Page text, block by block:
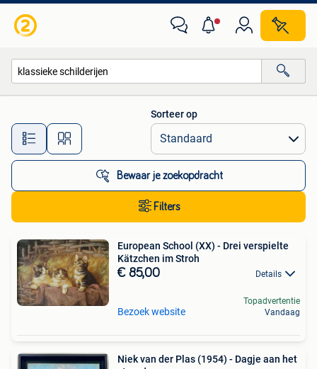
Alle afstanden…
Sorteer op
Bewaar je zoekopdracht
Filters
European School (XX) - Drei verspielte
Kätzchen im Stroh
€ 85,00 Details
Bezoek website
Topadvertentie
Vandaag
Niek van der Plas (1954) - Dagje aan het